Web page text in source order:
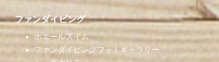
ファンダイビング
ホエールスイム
ファンダイビングフォトギャラリー